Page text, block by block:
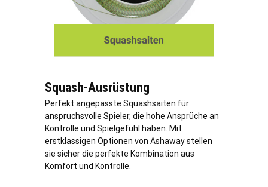
Squash-Ausrüstung
Perfekt angepasste Squashsaiten für
anspruchsvolle Spieler, die hohe Ansprüche an
Kontrolle und Spielgefühl haben. Mit
erstklassigen Optionen von Ashaway stellen
sie sicher die perfekte Kombination aus
Komfort und Kontrolle.